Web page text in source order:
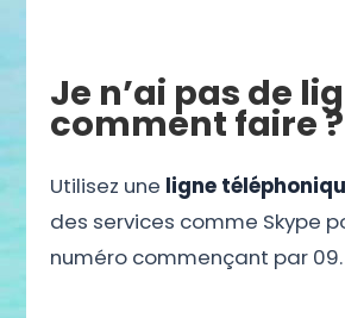
Je n’ai pas de
comment faire ?
Utilisez une ligne
des services comme Skype
numéro commençant par 09.